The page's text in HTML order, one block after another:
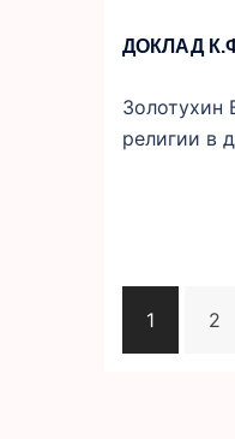
ДОКЛАД
Золотухин
религии в
1 2